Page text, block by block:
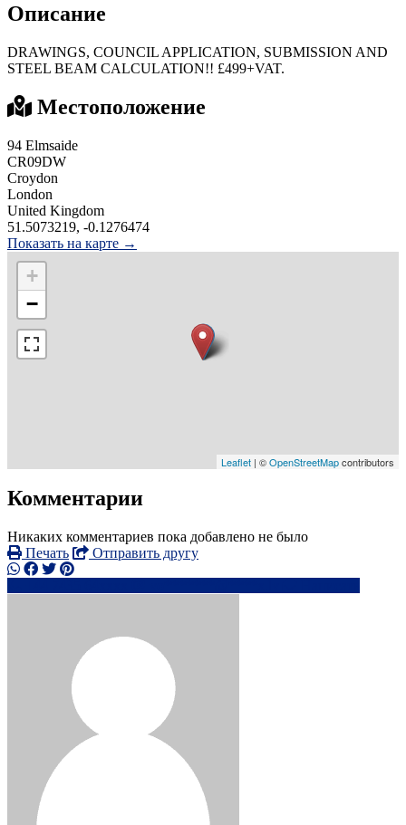
Описание
DRAWINGS, COUNCIL APPLICATION, SUBMISSION AND
STEEL BEAM CALCULATION!! £499+VAT.
Местоположение
94 Elmsaide
CR09DW
Croydon
London
United Kingdom
51.5073219, -0.1276474
Показать на карте →
+
−
Leaflet | ©OpenStreetMapcontributors
Комментарии
Никаких комментариев пока добавлено не было
Печать
Отправить другу